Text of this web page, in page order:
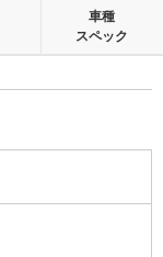
車種
スペック